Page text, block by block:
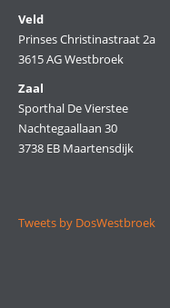
Veld
Prinses Christinastraat 2a
3615 AG Westbroek
Zaal
Sporthal De Vierstee
Nachtegaallaan 30
3738 EB Maartensdijk
Tweets by DosWestbroek